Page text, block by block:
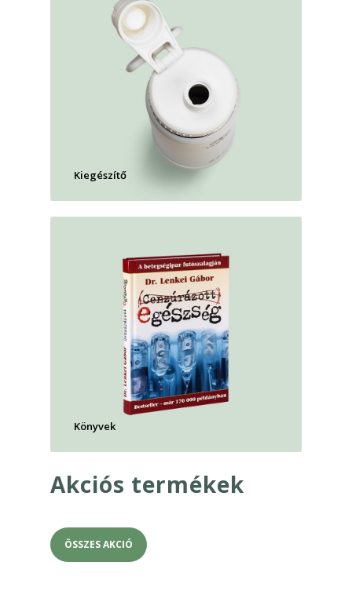
Kiegészítő
Könyvek
Akciós termékek
ÖSSZES AKCIÓ